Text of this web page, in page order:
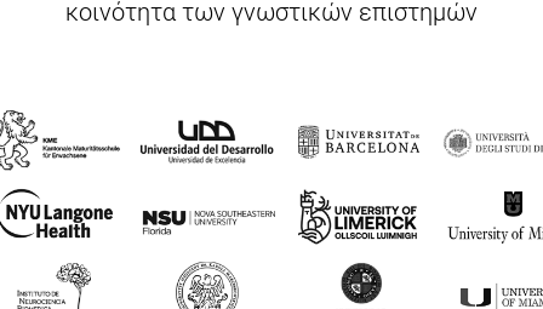
κοινότητα των γνωστικών επιστημών